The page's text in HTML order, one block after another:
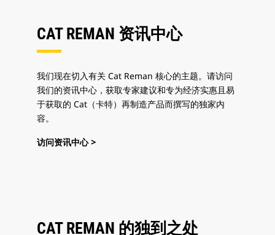
CAT REMAN 资讯中心
我们现在切入有关 Cat Reman 核心的主题。请访问
我们的资讯中心，获取专家建议和专为经济实惠且易
于获取的 Cat（卡特）再制造产品而撰写的独家内
容。
访问资讯中心 >
CAT REMAN 的独到之处